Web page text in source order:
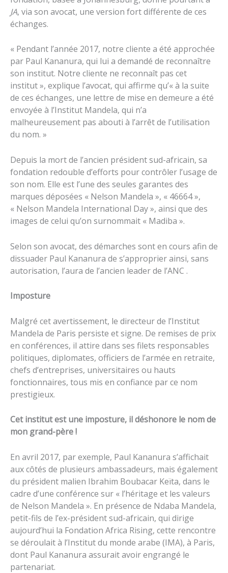
JA, via son avocat, une version fort différente de ces
échanges.
« Pendant l’année 2017, notre cliente a été approchée
par Paul Kananura, qui lui a demandé de reconnaître
son institut. Notre cliente ne reconnaît pas cet
institut », explique l’avocat, qui affirme qu’« à la suite
de ces échanges, une lettre de mise en demeure a été
envoyée à l’Institut Mandela, qui n’a
malheureusement pas abouti à l’arrêt de l’utilisation
du nom. »
Depuis la mort de l’ancien président sud-africain, sa
fondation redouble d’efforts pour contrôler l’usage de
son nom. Elle est l’une des seules garantes des
marques déposées « Nelson Mandela », « 46664 »,
« Nelson Mandela International Day », ainsi que des
images de celui qu’on surnommait « Madiba ».
Selon son avocat, des démarches sont en cours afin de
dissuader Paul Kananura de s’approprier ainsi, sans
autorisation, l’aura de l’ancien leader de l’ANC .
Imposture
Malgré cet avertissement, le directeur de l’Institut
Mandela de Paris persiste et signe. De remises de prix
en conférences, il attire dans ses filets responsables
politiques, diplomates, officiers de l’armée en retraite,
chefs d’entreprises, universitaires ou hauts
fonctionnaires, tous mis en confiance par ce nom
prestigieux.
Cet institut est une imposture, il déshonore le nom de
mon grand-père !
En avril 2017, par exemple, Paul Kananura s’affichait
aux côtés de plusieurs ambassadeurs, mais également
du président malien Ibrahim Boubacar Keïta, dans le
cadre d’une conférence sur « l’héritage et les valeurs
de Nelson Mandela ». En présence de Ndaba Mandela,
petit-fils de l’ex-président sud-africain, qui dirige
aujourd’hui la Fondation Africa Rising, cette rencontre
se déroulait à l’Institut du monde arabe (IMA), à Paris,
dont Paul Kananura assurait avoir engrangé le
partenariat.